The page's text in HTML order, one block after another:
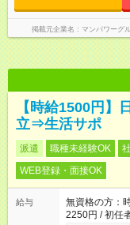
掲載元企業名 マンパワーグ
【時給1500円】
立⇒生活サポ
派遣 職種未経験OK
WEB登録・面接OK
給与
無資格の方：
2250円 / 初任